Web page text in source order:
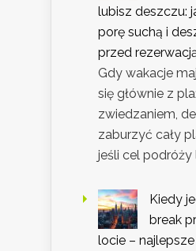
lubisz deszczu:
porę suchą i
przed
Gdy wakacje
się głównie z
zwiedzaniem,
zaburzyć cały
jeśli cel podróży
Kiedy
break
locie –